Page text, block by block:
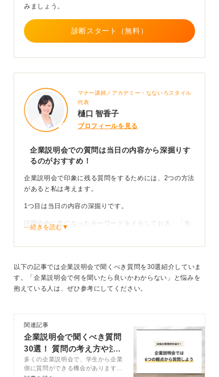
す。
アピール目的の質問はやめて、本当に疑問に思ったこと
0
みましょう。
診断スタート（無料）
マナー講師／アカデミー・なないろスタイル
代表
樋口 智香子
プロフィールを見る
企業説明会での質問は当日の内容から深掘りす
るのがおすすめ！
企業説明会で印象に残る質問をするためには、2つの方法
があると私は考えます。
1つ目は当日の内容の深掘りです。
説明会中に気になったキーワードをメモしておき、「先
2つ目は、事前に調べたことの疑問点を解消する質問で
として用意していくのも有効な方法だと思います。
自分本意な質問はNG！ 担当者が回答しやすいよう質
問や聞き方を意識しよう
⋯続きを読む▼
以下の記事では企業説明会で聞くべき質問を30選紹介していま
す。「企業説明会で何を聞いたら良いかわからない」と悩みを
抱えている人は、ぜひ参考にしてください。
関連記事
企業説明会で聞くべき質問
30選！ 質問の考え方や注
意点も解説
多くの企業説明会で、学生から企業
側に質問ができる機会があります。